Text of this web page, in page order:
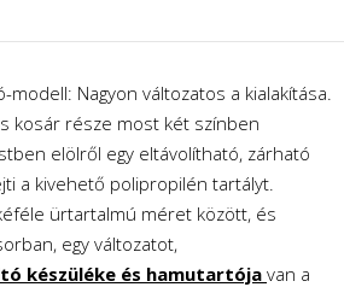
Nagyon változatos a kialakítása.
kosár része most két színben
elölről egy eltávolítható, zárható
a kivehető polipropilén tartályt.
ürtartalmú méret között, és
egy változatot,
készüléke és hamutartója van a